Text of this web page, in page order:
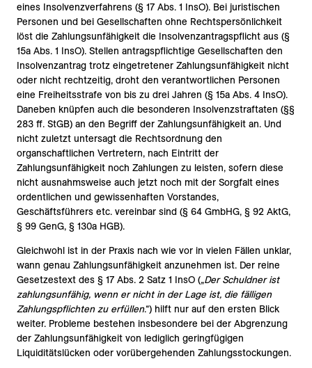
eines Insolvenzverfahrens (§ 17 Abs. 1 InsO). Bei juristischen
Personen und bei Gesellschaften ohne Rechtspersönlichkeit
löst die Zahlungsunfähigkeit die Insolvenzantragspflicht aus (§
15a Abs. 1 InsO). Stellen antragspflichtige Gesellschaften den
Insolvenzantrag trotz eingetretener Zahlungsunfähigkeit nicht
oder nicht rechtzeitig, droht den verantwortlichen Personen
eine Freiheitsstrafe von bis zu drei Jahren (§ 15a Abs. 4 InsO).
Daneben knüpfen auch die besonderen Insolvenzstraftaten (§§
283 ff. StGB) an den Begriff der Zahlungsunfähigkeit an. Und
nicht zuletzt untersagt die Rechtsordnung den
organschaftlichen Vertretern, nach Eintritt der
Zahlungsunfähigkeit noch Zahlungen zu leisten, sofern diese
nicht ausnahmsweise auch jetzt noch mit der Sorgfalt eines
ordentlichen und gewissenhaften Vorstandes,
Geschäftsführers etc. vereinbar sind (§ 64 GmbHG, § 92 AktG,
§ 99 GenG, § 130a HGB).
Gleichwohl ist in der Praxis nach wie vor in vielen Fällen unklar,
wann genau Zahlungsunfähigkeit anzunehmen ist. Der reine
Gesetzestext des § 17 Abs. 2 Satz 1 InsO („Der Schuldner ist
zahlungsunfähig, wenn er nicht in der Lage ist, die fälligen
Zahlungspflichten zu erfüllen.“) hilft nur auf den ersten Blick
weiter. Probleme bestehen insbesondere bei der Abgrenzung
der Zahlungsunfähigkeit von lediglich geringfügigen
Liquiditätslücken oder vorübergehenden Zahlungsstockungen.